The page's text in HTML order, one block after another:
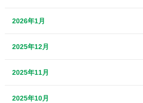
2026年1月
2025年12月
2025年11月
2025年10月